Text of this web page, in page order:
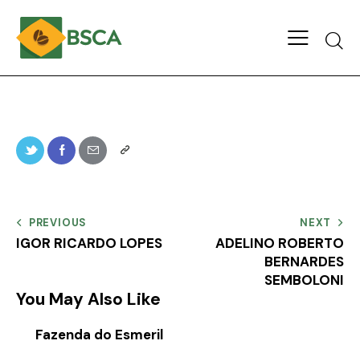
PREVIOUS
IGOR RICARDO LOPES
NEXT
ADELINO ROBERTO
BERNARDES
SEMBOLONI
You May Also Like
Fazenda do Esmeril